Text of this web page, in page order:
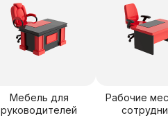
Мебель для
руководителей
Рабочие